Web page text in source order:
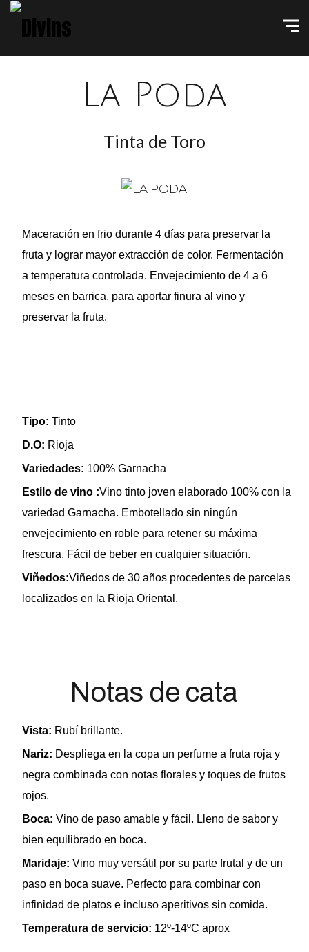
La Poda
Tinta de Toro
Maceración en frio durante 4 días para preservar la
fruta y lograr mayor extracción de color. Fermentación
a temperatura controlada. Envejecimiento de 4 a 6
meses en barrica, para aportar finura al vino y
preservar la fruta.
Tipo: Tinto
D.O: Rioja
Variedades: 100% Garnacha
Estilo de vino :Vino tinto joven elaborado 100% con la
variedad Garnacha. Embotellado sin ningún
envejecimiento en roble para retener su máxima
frescura. Fácil de beber en cualquier situación.
Viñedos:Viñedos de 30 años procedentes de parcelas
localizados en la Rioja Oriental.
Notas de cata
Vista: Rubí brillante.
Nariz: Despliega en la copa un perfume a fruta roja y
negra combinada con notas florales y toques de frutos
rojos.
Boca: Vino de paso amable y fácil. Lleno de sabor y
bien equilibrado en boca.
Maridaje: Vino muy versátil por su parte frutal y de un
paso en boca suave. Perfecto para combinar con
infinidad de platos e incluso aperitivos sin comida.
Temperatura de servicio: 12º-14ºC aprox